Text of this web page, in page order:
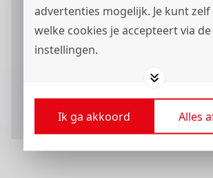
advertenties mogelijk. Je kunt zelf
welke cookies je accepteert via de
instellingen.
Ik ga akkoord Alles
Ik ga akkoord met het
wil berichten via